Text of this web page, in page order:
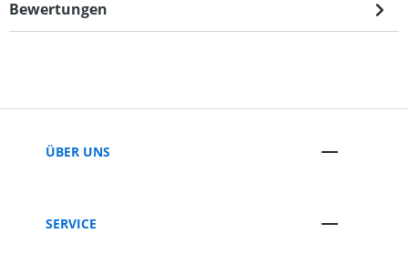
Bewertungen
ÜBER UNS
SERVICE